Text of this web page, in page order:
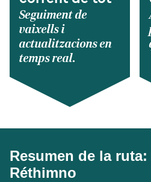
Seguiment de
vaixells i
actualitzacions en
temps real.
Resumen de la
Réthimno